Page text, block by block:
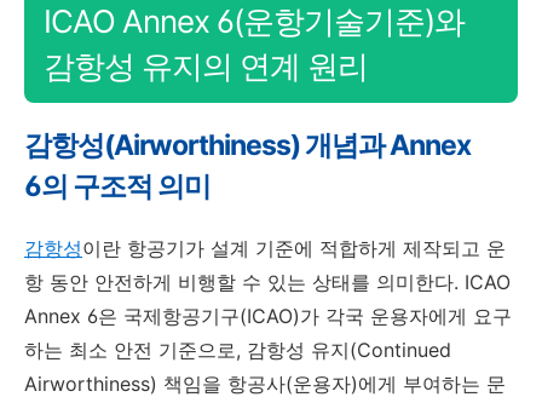
ICAO Annex 6(운항기술기준)와
감항성 유지의 연계 원리
감항성(Airworthiness) 개념과 Annex
6의 구조적 의미
감항성이란 항공기가 설계 기준에 적합하게 제작되고 운
항 동안 안전하게 비행할 수 있는 상태를 의미한다. ICAO
Annex 6은 국제항공기구(ICAO)가 각국 운용자에게 요구
하는 최소 안전 기준으로, 감항성 유지(Continued
Airworthiness) 책임을 항공사(운용자)에게 부여하는 문